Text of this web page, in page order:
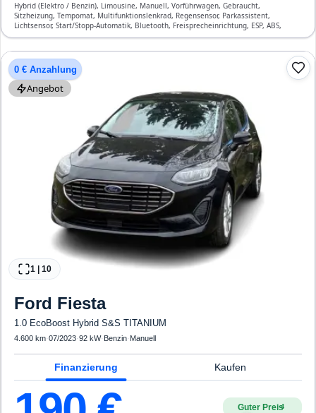
Hybrid (Elektro / Benzin), Limousine, Manuell, Vorführwagen, Gebraucht,
Sitzheizung, Tempomat, Multifunktionslenkrad, Regensensor, Parkassistent,
Lichtsensor, Start/Stopp-Automatik, Bluetooth, Freisprecheinrichtung, ESP, ABS,
Klimaautomatik, Front-, Seiten- und weitere Airbags
0 € Anzahlung
Angebot
1 10
Ford Fiesta
1.0 EcoBoost Hybrid S&S TITANIUM
4.600 km·07/2023·92 kW· Benzin· Manuell
Finanzierung Kaufen
Guter Preis4